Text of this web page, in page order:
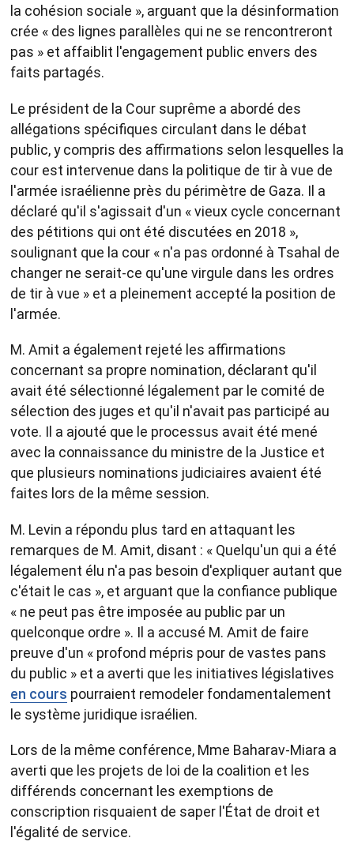
la cohésion sociale », arguant que la désinformation
crée « des lignes parallèles qui ne se rencontreront
pas » et affaiblit l'engagement public envers des
faits partagés.
Le président de la Cour suprême a abordé des
allégations spécifiques circulant dans le débat
public, y compris des affirmations selon lesquelles la
cour est intervenue dans la politique de tir à vue de
l'armée israélienne près du périmètre de Gaza. Il a
déclaré qu'il s'agissait d'un « vieux cycle concernant
des pétitions qui ont été discutées en 2018 »,
soulignant que la cour « n'a pas ordonné à Tsahal de
changer ne serait-ce qu'une virgule dans les ordres
de tir à vue » et a pleinement accepté la position de
l'armée.
M. Amit a également rejeté les affirmations
concernant sa propre nomination, déclarant qu'il
avait été sélectionné légalement par le comité de
sélection des juges et qu'il n'avait pas participé au
vote. Il a ajouté que le processus avait été mené
avec la connaissance du ministre de la Justice et
que plusieurs nominations judiciaires avaient été
faites lors de la même session.
M. Levin a répondu plus tard en attaquant les
remarques de M. Amit, disant : « Quelqu'un qui a été
légalement élu n'a pas besoin d'expliquer autant que
c'était le cas », et arguant que la confiance publique
« ne peut pas être imposée au public par un
quelconque ordre ». Il a accusé M. Amit de faire
preuve d'un « profond mépris pour de vastes pans
du public » et a averti que les initiatives législatives
en cours pourraient remodeler fondamentalement
le système juridique israélien.
Lors de la même conférence, Mme Baharav-Miara a
averti que les projets de loi de la coalition et les
différends concernant les exemptions de
conscription risquaient de saper l'État de droit et
l'égalité de service.